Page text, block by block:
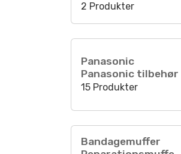
2 Produkter
Panasonic
Panasonic tilbehør
15 Produkter
Bandagemuffer